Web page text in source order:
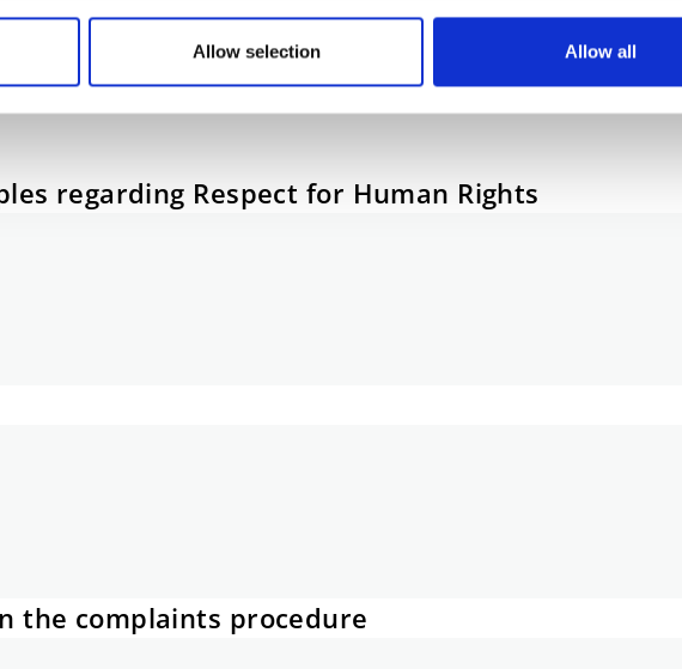
Allow selection Allow all
광범위하게 고려한 후 불만사항의 결과를 결정합니다.
로 불만사항이 야기되었거나 원인이 된 경우, 불만을 해결하거나 그 영
기 위한 절차를 시작할 것입니다.
regarding Respect for Human Rights
the complaints procedure